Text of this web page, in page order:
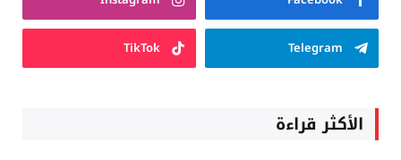
Telegram
TikTok
الأكثر قراءة